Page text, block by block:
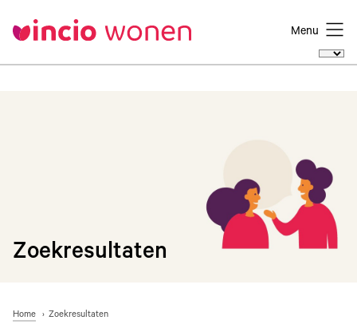
Menu
Zoekresultaten
Home Zoekresultaten